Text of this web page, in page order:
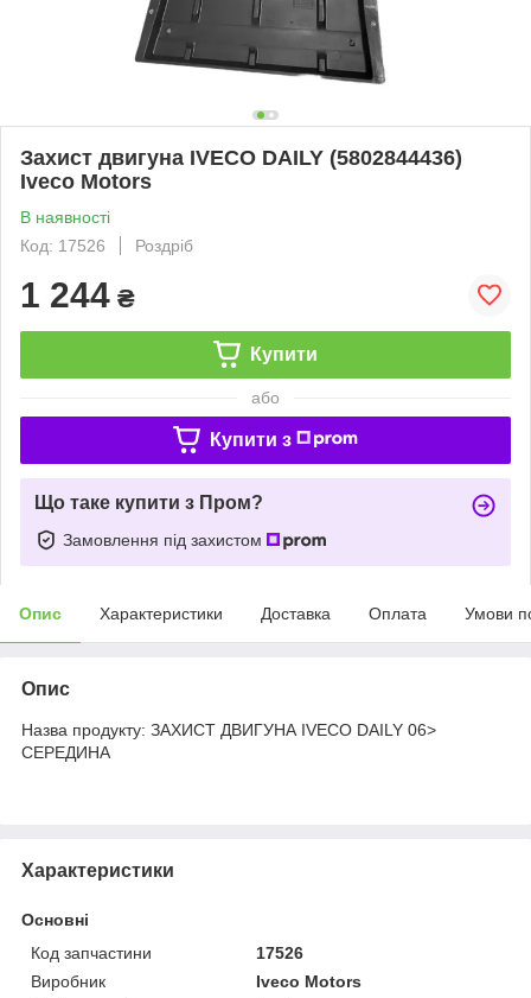
Захист двигуна IVECO DAILY (5802844436)
Iveco Motors
В наявності
Код: 17526
Роздріб
1 244 ₴
Купити
або
Купити з
Що таке купити з Пром?
Замовлення під захистом
Опис Характеристики Доставка Оплата Умови
Опис
Назва продукту: ЗАХИСТ ДВИГУНА IVECO DAILY 06>
СЕРЕДИНА
Характеристики
Основні
Код запчастини
17526
Виробник
Iveco Motors